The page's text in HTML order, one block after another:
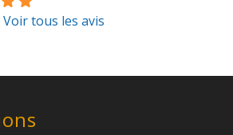
Voir tous les avis